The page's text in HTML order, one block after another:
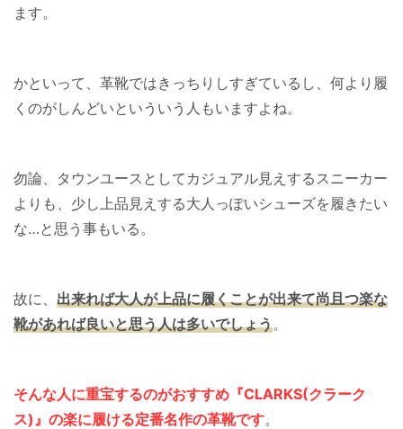
ます。
かといって、革靴ではきっちりしすぎているし、何より履
くのがしんどいといういう人もいますよね。
勿論、タウンユースとしてカジュアル見えするスニーカー
よりも、少し上品見えする大人っぽいシューズを履きたい
な…と思う事もいる。
故に、 出来れば大人が上品に履くことが出来て尚且つ楽な
靴があれば良いと思う人は多いでしょう。
そんな人に重宝するのがおすすめ『CLARKS(クラーク
ス)』の楽に履ける定番名作の革靴です。